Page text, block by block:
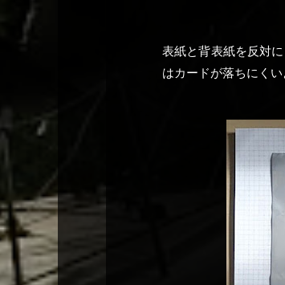
表紙と背表紙を反対
はカードが落ちにく